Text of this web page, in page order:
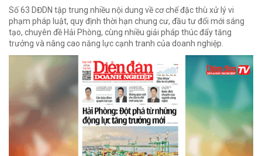
Số 63 DĐDN tập trung nhiều nội dung về cơ chế đặc thù xử lý vi
phạm pháp luật, quy định thời hạn chung cư, đầu tư đổi mới sáng
tạo, chuyên đề Hải Phòng, cùng nhiều giải pháp thúc đẩy tăng
trưởng và nâng cao năng lực cạnh tranh của doanh nghiệp.